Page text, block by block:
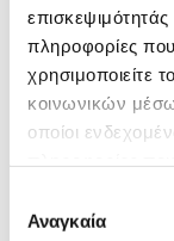
πληροφορίες
χρησιμοποιείτε
κοινωνικών
οποίοι
των υπηρεσιών
συγκατάθεσης
Αναγκαία
Είδος Προϊόντος:
Γευστικές Νότες: